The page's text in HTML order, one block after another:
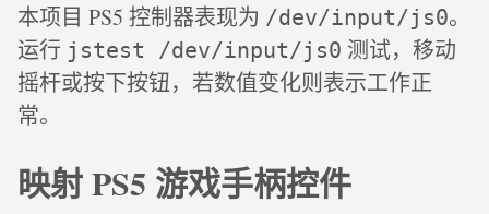
本项目 PS5 控制器表现为 /dev/input/js0。
运行 jstest /dev/input/js0 测试，移动
摇杆或按下按钮，若数值变化则表示工作正
常。
映射 PS5 游戏手柄控件